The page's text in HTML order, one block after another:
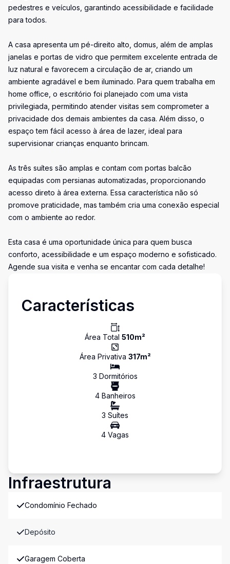
pedestres e veículos, garantindo acessibilidade e facilidade
para todos.
A casa apresenta um pé-direito alto, domus, além de amplas
janelas e portas de vidro que permitem excelente entrada de
luz natural e favorecem a circulação de ar, criando um
ambiente agradável e bem iluminado. Para quem trabalha em
home office, o escritório foi planejado com uma vista
privilegiada, permitindo atender visitas sem comprometer a
privacidade dos demais ambientes da casa. Além disso, o
espaço tem fácil acesso à área de lazer, ideal para
supervisionar crianças enquanto brincam.
As três suítes são amplas e contam com portas balcão
equipadas com persianas automatizadas, proporcionando
acesso direto à área externa. Essa característica não só
promove praticidade, mas também cria uma conexão especial
com o ambiente ao redor.
Esta casa é uma oportunidade única para quem busca
conforto, acessibilidade e um espaço moderno e sofisticado.
Agende sua visita e venha se encantar com cada detalhe!
Características
Área Total 510m²
Área Privativa 317m²
3 Dormitórios
4Banheiros
3 Suítes
4 Vagas
Infraestrutura
Condomínio Fechado
Depósito
Garagem Coberta